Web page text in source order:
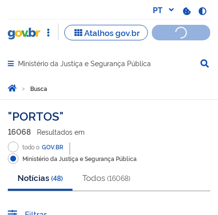
Abrir menu principal de navegação
Ministério da Justiça e Segurança Pública
Você está aqui:
Página Inicial
Busca
Busca
PORTOS
16068 Resultados em
todo o GOV.BR
Ministério da Justiça e Segurança Pública
Notícias (48) Todos (16068)